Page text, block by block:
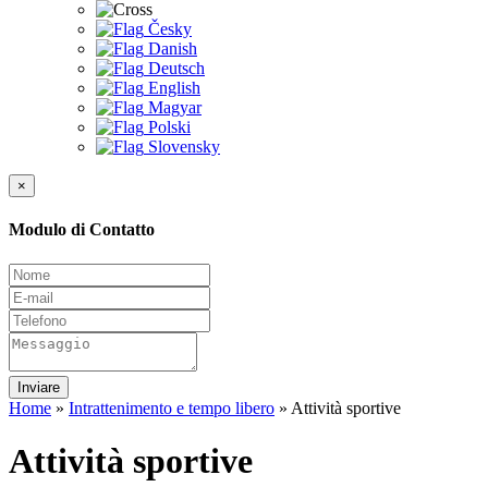
Česky
Danish
Deutsch
English
Magyar
Polski
Slovensky
×
Modulo di Contatto
Inviare
Home » Intrattenimento e tempo libero » Attività sportive
Attività sportive